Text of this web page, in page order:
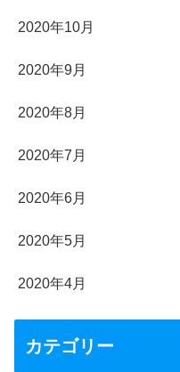
2020年10月
2020年9月
2020年8月
2020年7月
2020年6月
2020年5月
2020年4月
カテゴリー